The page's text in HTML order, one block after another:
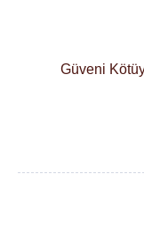
Güveni